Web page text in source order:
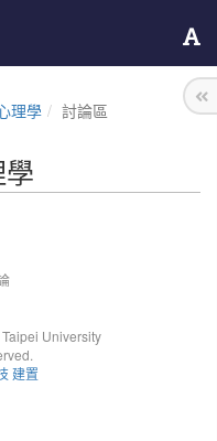
理學 討論區
University
建置